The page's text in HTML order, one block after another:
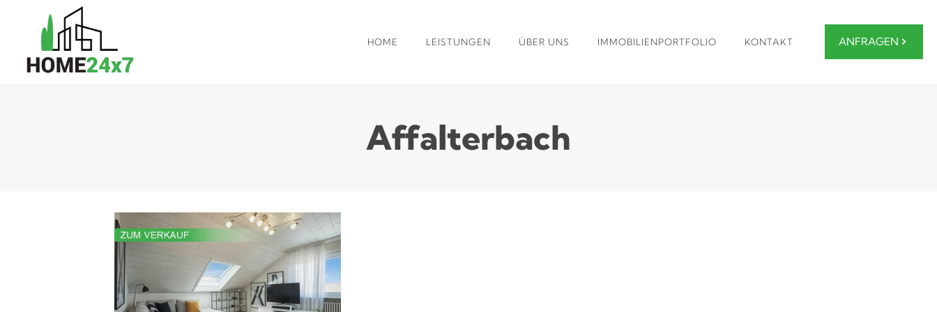
HOME LEISTUNGEN ÜBER UNS IMMOBILIENPORTFOLIO KONTAKT ANFRAGEN
Affalterbach